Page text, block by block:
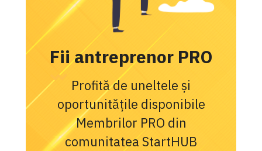
Fii antreprenor PRO
Profită de uneltele și
oportunitățile disponibile
Membrilor PRO din
comunitatea StartHUB